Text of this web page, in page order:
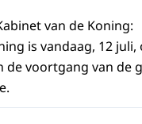
van de Koning:
is vandaag, 12
de voortgang van de